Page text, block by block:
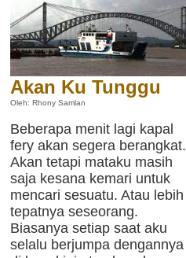
Akan Ku Tunggu
Oleh: Rhony Samlan
Beberapa menit lagi kapal
fery akan segera berangkat.
Akan tetapi mataku masih
saja kesana kemari untuk
mencari sesuatu. Atau lebih
tepatnya seseorang.
Biasanya setiap saat aku
selalu berjumpa dengannya